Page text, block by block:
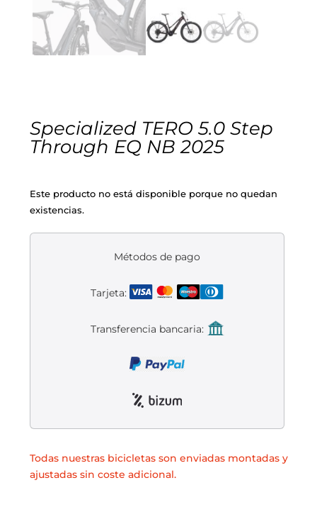
Eléctricas
Montajes a la Carta
Segunda mano
Pedales
Ruedas
Sillines
Suspensión
Manillares
Gafas
Puños y cintas
Luces
Bombas
Portabidones
Mantenimiento de bicicletas
Equipaciones gr-100
Ropa
Guantes
Calcetines
Varios
REBAJAS
Specialized TERO 5.0 Step
Through EQ NB 2025
Este producto no está disponible porque no quedan
existencias.
Métodos de pago
Tarjeta:
Transferencia bancaria:
Todas nuestras bicicletas son enviadas montadas y
ajustadas sin coste adicional.